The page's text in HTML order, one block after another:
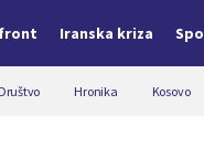
Iranska kriza
Društvo Hronika Kosovo